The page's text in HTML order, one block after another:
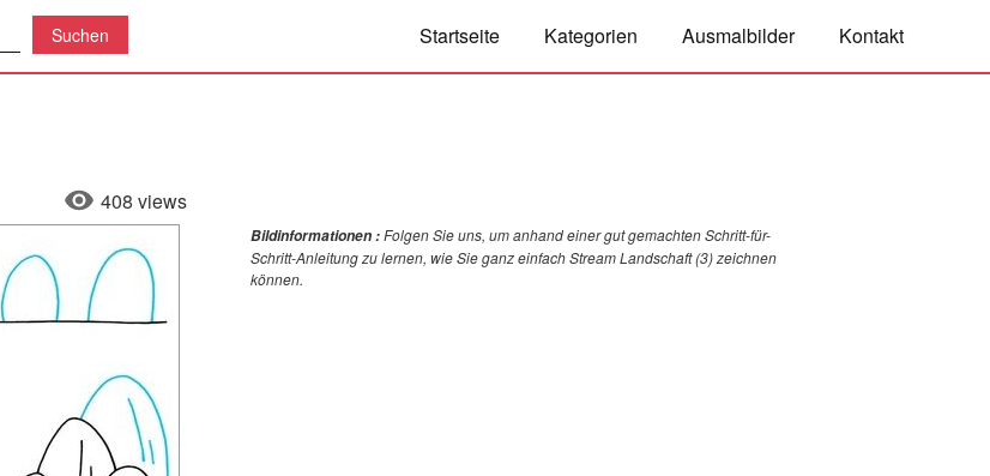
Startseite Kategorien Ausmalbilder Kontakt
408 views
Bildinformationen :Folgen Sie uns, um anhand einer gut gemachten Schritt-für-
Schritt-Anleitung zu lernen, wie Sie ganz einfach Stream Landschaft (3) zeichnen
können.